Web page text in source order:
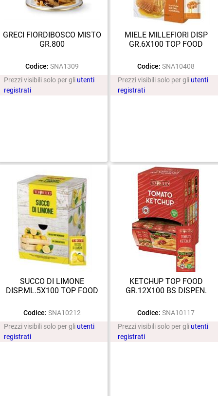
GRECI FIORDIBOSCO MISTO
GR.800
Codice: SNA1309
Prezzi visibili solo per gli utenti
registrati
MIELE MILLEFIORI DISP
GR.6X100 TOP FOOD
Codice: SNA10408
Prezzi visibili solo per gli utenti
registrati
SUCCO DI LIMONE
DISP.ML.5X100 TOP FOOD
Codice: SNA10212
Prezzi visibili solo per gli utenti
registrati
KETCHUP TOP FOOD
GR.12X100 BS DISPEN.
Codice: SNA10117
Prezzi visibili solo per gli utenti
registrati